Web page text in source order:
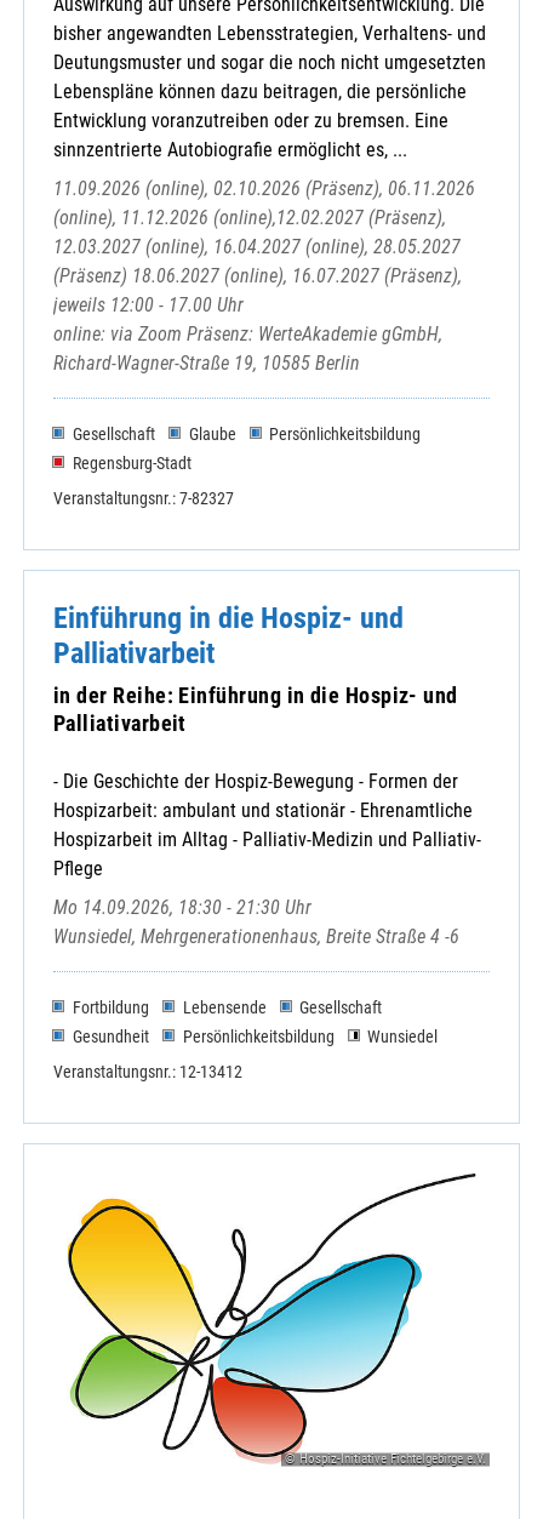
bisher angewandten Lebensstrategien, Verhaltens- und
Deutungsmuster und sogar die noch nicht umgesetzten
Lebenspläne können dazu beitragen, die persönliche
Entwicklung voranzutreiben oder zu bremsen. Eine
sinnzentrierte Autobiografie ermöglicht es, ...
11.09.2026 (online), 02.10.2026 (Präsenz), 06.11.2026
(online), 11.12.2026 (online),12.02.2027 (Präsenz),
12.03.2027 (online), 16.04.2027 (online), 28.05.2027
(Präsenz) 18.06.2027 (online), 16.07.2027 (Präsenz),
jeweils 12:00 - 17.00 Uhr
online: via Zoom Präsenz: WerteAkademie gGmbH,
Richard-Wagner-Straße 19, 10585 Berlin
Gesellschaft Glaube
Persönlichkeitsbildung
Regensburg-Stadt
Veranstaltungsnr.: 7-82327
Einführung in die Hospiz- und
Palliativarbeit
in der Reihe: Einführung in die Hospiz- und
Palliativarbeit
- Die Geschichte der Hospiz-Bewegung - Formen der
Hospizarbeit: ambulant und stationär - Ehrenamtliche
Hospizarbeit im Alltag - Palliativ-Medizin und Palliativ-
Pflege
Mo 14.09.2026, 18:30 - 21:30 Uhr
Wunsiedel, Mehrgenerationenhaus, Breite Straße 4 -6
Fortbildung Lebensende
Gesellschaft
Gesundheit
Persönlichkeitsbildung
Wunsiedel
Veranstaltungsnr.: 12-13412
© Hospiz-Initiative Fichtelgebirge e.V.